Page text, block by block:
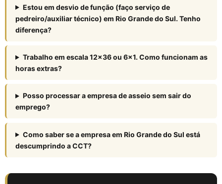
Estou em desvio de função (faço serviço de
pedreiro/auxiliar técnico) em Rio Grande do Sul. Tenho
diferença?
Trabalho em escala 12×36 ou 6×1. Como funcionam as
horas extras?
Posso processar a empresa de asseio sem sair do
emprego?
Como saber se a empresa em Rio Grande do Sul está
descumprindo a CCT?